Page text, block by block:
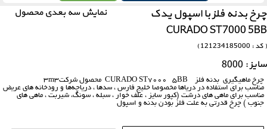
چرخ بدنه فلز با اسپول یدک
CURADO ST7000 5BB
( کد : 121234185000 )
نمایش سه بعدی محصول
سایز : 8000
چرخ ماهیگیری بدنه فلز CURADO ST7000 5BB محصول شرکت
3m3
مناسب برای استفاده در دریا‌ها مخصوصا خلیج فارس ، سدها ، دریاچه‌ها و رودخانه های عریض
مناسب برای ماهی های درشت (کپور سایز ، علف خوار ، سبله ، سونگ، شیربت ، ماهی های
جنوب ) چرخ قدرتی به علت فلز بودن بدنه و اسپول